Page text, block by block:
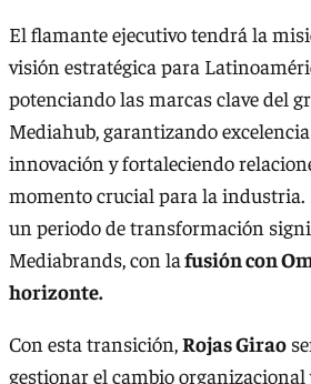
El flamante ejecutivo tendrá la
visión estratégica para
potenciando las marcas clave del
Mediahub, garantizando
innovación y fortaleciendo
momento crucial para la industria.
un periodo de transformación
Mediabrands, con lafusión con
horizonte.
Con esta transición,Rojas Girao
gestionar el cambio organizacional